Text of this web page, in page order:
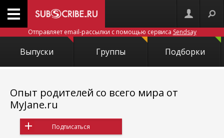
Отправляет email-рассылки с помощью сервиса Sendsay
Выпуски Группы Подборки
Опыт родителей со всего мира от
MyJane.ru
Подписаться